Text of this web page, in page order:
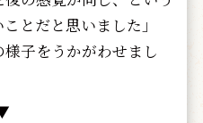
とだと思いました」
子をうかがわせまし